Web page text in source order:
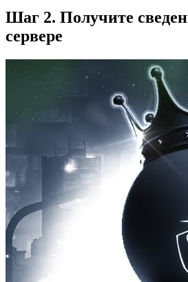
Шаг 2. Получите
сервере